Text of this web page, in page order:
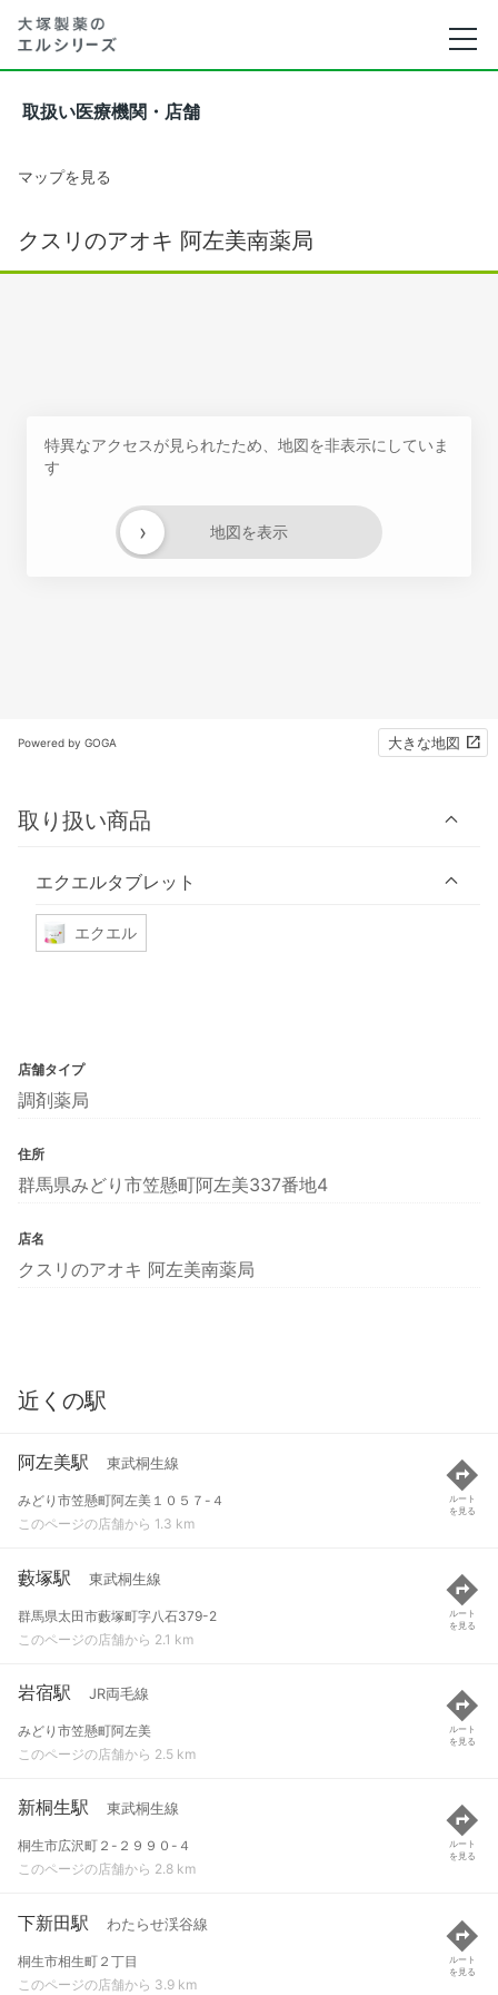
取扱い医療機関・店舗
マップを見る
クスリのアオキ 阿左美南薬局
特異なアクセスが見られたため、地図を非表示にしていま
す
地図を表示
›
Powered by GOGA 大きな地図
取り扱い商品
エクエルタブレット
エクエル
店舗タイプ
調剤薬局
住所
群馬県みどり市笠懸町阿左美337番地4
店名
クスリのアオキ 阿左美南薬局
近くの駅
阿左美駅 東武桐生線
みどり市笠懸町阿左美１０５７-４
このページの店舗から 1.3 km
ルート
を見る
藪塚駅 東武桐生線
群馬県太田市藪塚町字八石379-2
このページの店舗から 2.1 km
ルート
を見る
岩宿駅 JR両毛線
みどり市笠懸町阿左美
このページの店舗から 2.5 km
ルート
を見る
新桐生駅 東武桐生線
桐生市広沢町２-２９９０-４
このページの店舗から 2.8 km
ルート
を見る
下新田駅 わたらせ渓谷線
桐生市相生町２丁目
このページの店舗から 3.9 km
ルート
を見る